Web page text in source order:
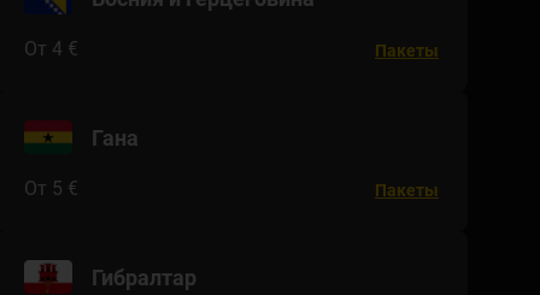
От 4 € Пакеты
Гана
От 5 € Пакеты
Гибралтар